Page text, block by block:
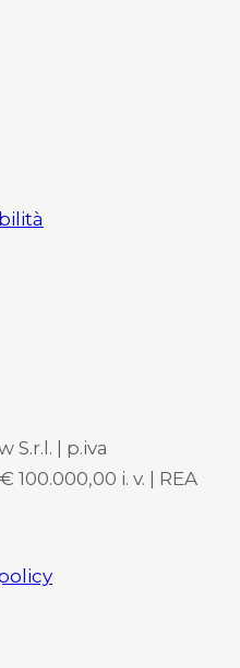
| p.iva
100.000,00 i. v. | REA